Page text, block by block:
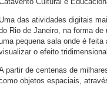
Uma das atividades digitais
Rio de Janeiro, na forma
pequena sala onde é
o efeito
partir de centenas de
objetos espaciais,